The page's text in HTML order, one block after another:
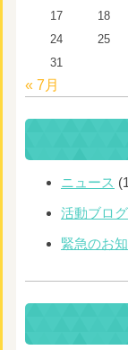
17
18
24
25
31
« 7月
ニュース
活動ブログ
緊急のお